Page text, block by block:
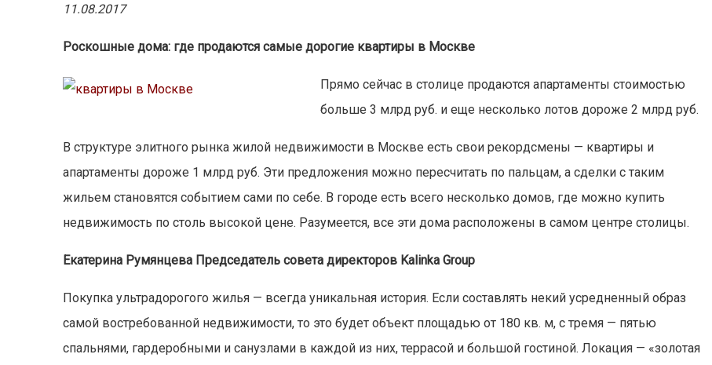
11.08.2017
Роскошные дома: где продаются самые дорогие квартиры в Москве
Прямо сейчас в столице продаются апартаменты стоимостью
больше 3 млрд руб. и еще несколько лотов дороже 2 млрд руб.
В структуре элитного рынка жилой недвижимости в Москве есть свои рекордсмены — квартиры и
апартаменты дороже 1 млрд руб. Эти предложения можно пересчитать по пальцам, а сделки с таким
жильем становятся событием сами по себе. В городе есть всего несколько домов, где можно купить
недвижимость по столь высокой цене. Разумеется, все эти дома расположены в самом центре столицы.
Екатерина Румянцева Председатель совета директоров Kalinka Group
Покупка ультрадорогого жилья — всегда уникальная история. Если составлять некий усредненный образ
самой востребованной недвижимости, то это будет объект площадью от 180 кв. м, с тремя — пятью
спальнями, гардеробными и санузлами в каждой из них, террасой и большой гостиной. Локация — «золотая